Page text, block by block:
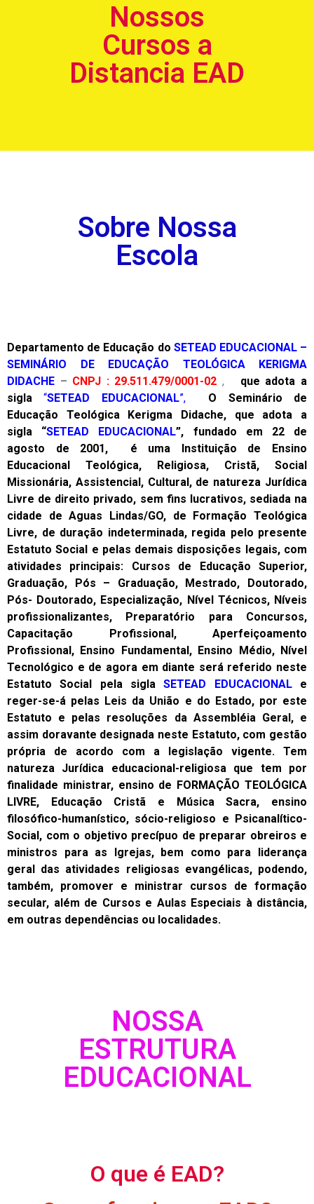
Nossos
Cursos a
Distancia EAD
Sobre Nossa
Escola
Departamento de Educação do SETEAD EDUCACIONAL –
SEMINÁRIO DE EDUCAÇÃO TEOLÓGICA KERIGMA
DIDACHE – CNPJ : 29.511.479/0001-02 ,
que adota a
sigla
“SETEAD EDUCACIONAL”,
O Seminário de
Educação Teológica Kerigma Didache, que adota a
sigla “SETEAD EDUCACIONAL”, fundado em 22 de
agosto de 2001, é uma Instituição de Ensino
Educacional Teológica, Religiosa, Cristã, Social
Missionária, Assistencial, Cultural, de natureza Jurídica
Livre de direito privado, sem fins lucrativos, sediada na
cidade de Aguas Lindas/GO, de Formação Teológica
Livre, de duração indeterminada, regida pelo presente
Estatuto Social e pelas demais disposições legais, com
atividades principais: Cursos de Educação Superior,
Graduação, Pós – Graduação, Mestrado, Doutorado,
Pós- Doutorado, Especialização, Nível Técnicos, Níveis
profissionalizantes, Preparatório para Concursos,
Capacitação Profissional, Aperfeiçoamento
Profissional, Ensino Fundamental, Ensino Médio, Nível
Tecnológico e de agora em diante será referido neste
Estatuto Social pela siglaSETEAD EDUCACIONAL e
reger-se-á pelas Leis da União e do Estado, por este
Estatuto e pelas resoluções da Assembléia Geral, e
assim doravante designada neste Estatuto, com gestão
própria de acordo com a legislação vigente. Tem
natureza Jurídica educacional-religiosa que tem por
finalidade ministrar, ensino de FORMAÇÃO TEOLÓGICA
LIVRE, Educação Cristã e Música Sacra, ensino
filosófico-humanístico, sócio-religioso e Psicanalítico-
Social, com o objetivo precípuo de preparar obreiros e
ministros para as Igrejas, bem como para liderança
geral das atividades religiosas evangélicas, podendo,
também, promover e ministrar cursos de formação
secular, além de Cursos e Aulas Especiais à distância,
em outras dependências ou localidades.
NOSSA
ESTRUTURA
EDUCACIONAL
O que é EAD?